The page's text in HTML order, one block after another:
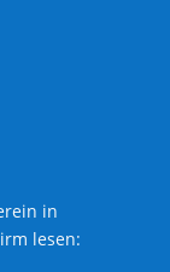
in
lesen: